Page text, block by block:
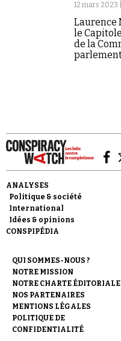
Faire
12 mars 2023 |
Laurence
le
de la
ANALYSES
Politique & société
International
Idées & opinions
CONSPIPÉDIA
QUI SOMMES-NOUS ?
NOTRE MISSION
NOTRE CHARTE ÉDITORIALE
NOS PARTENAIRES
MENTIONS LÉGALES
POLITIQUE DE
CONFIDENTIALITÉ